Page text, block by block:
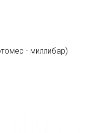
- миллибар)